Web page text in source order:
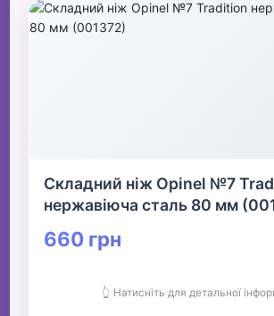
Складний ніж Opinel №7
нержавіюча сталь 80 мм
660 грн
👆 Натисніть для детальної